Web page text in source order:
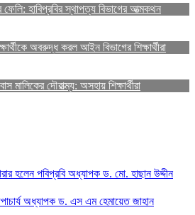
হাবিপ্রবির স্থাপত্য বিভাগের আত্মকথন
অবরুদ্ধ করল আইন বিভাগের শিক্ষার্থীরা
মালিকের দৌরাত্ম্য: অসহায় শিক্ষার্থীরা
হলেন পবিপ্রবি অধ্যাপক ড. মো. হাছান উদ্দীন
অধ্যাপক ড. এস এম হেমায়েত জাহান